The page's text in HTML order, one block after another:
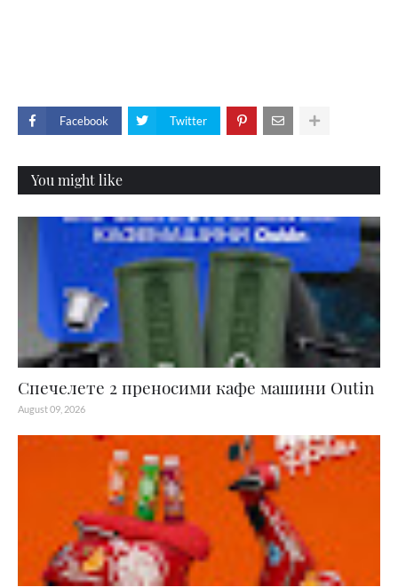
Facebook Twitter
You might like
Спечелете 2 преносими кафе машини Outin
August 09, 2026